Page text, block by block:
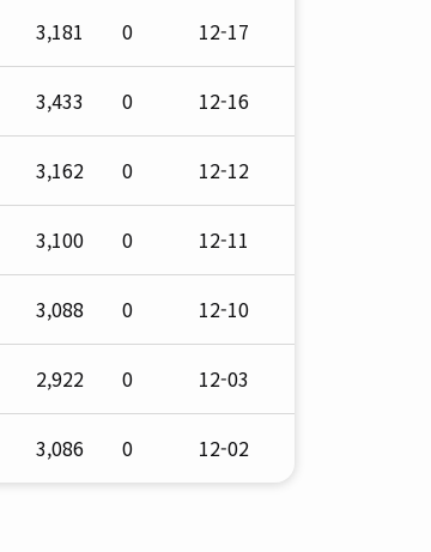
3,181 0 12-17
3,433 0 12-16
3,162 0 12-12
3,100 0 12-11
3,088 0 12-10
2,922 0 12-03
3,086 0 12-02